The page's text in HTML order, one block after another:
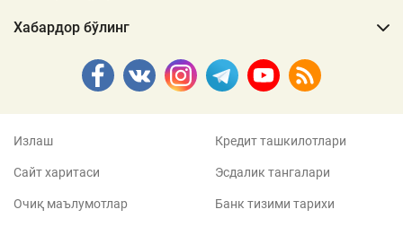
Хабардор бўлинг
Излаш
Сайт харитаси
Очиқ маълумотлар
Кредит ташкилотлари
Эсдалик тангалари
Банк тизими тарихи